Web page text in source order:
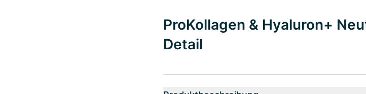
ProKollagen & Hyaluron+
Detail